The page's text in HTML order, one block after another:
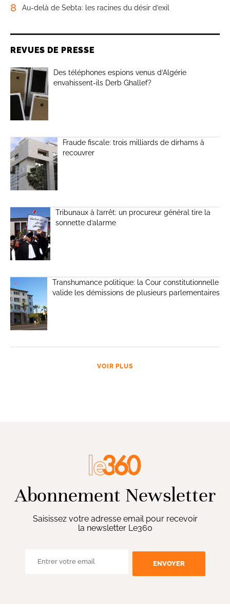
8 Au-delà de Sebta: les racines du désir d’exil
REVUES DE PRESSE
Des téléphones espions venus d’Algérie
envahissent-ils Derb Ghallef?
Fraude fiscale: trois milliards de dirhams à
recouvrer
Tribunaux à l’arrêt: un procureur général tire la
sonnette d’alarme
Transhumance politique: la Cour constitutionnelle
valide les démissions de plusieurs parlementaires
VOIR PLUS
Abonnement Newsletter
Saisissez votre adresse email pour recevoir
la newsletter Le360
ENVOYER